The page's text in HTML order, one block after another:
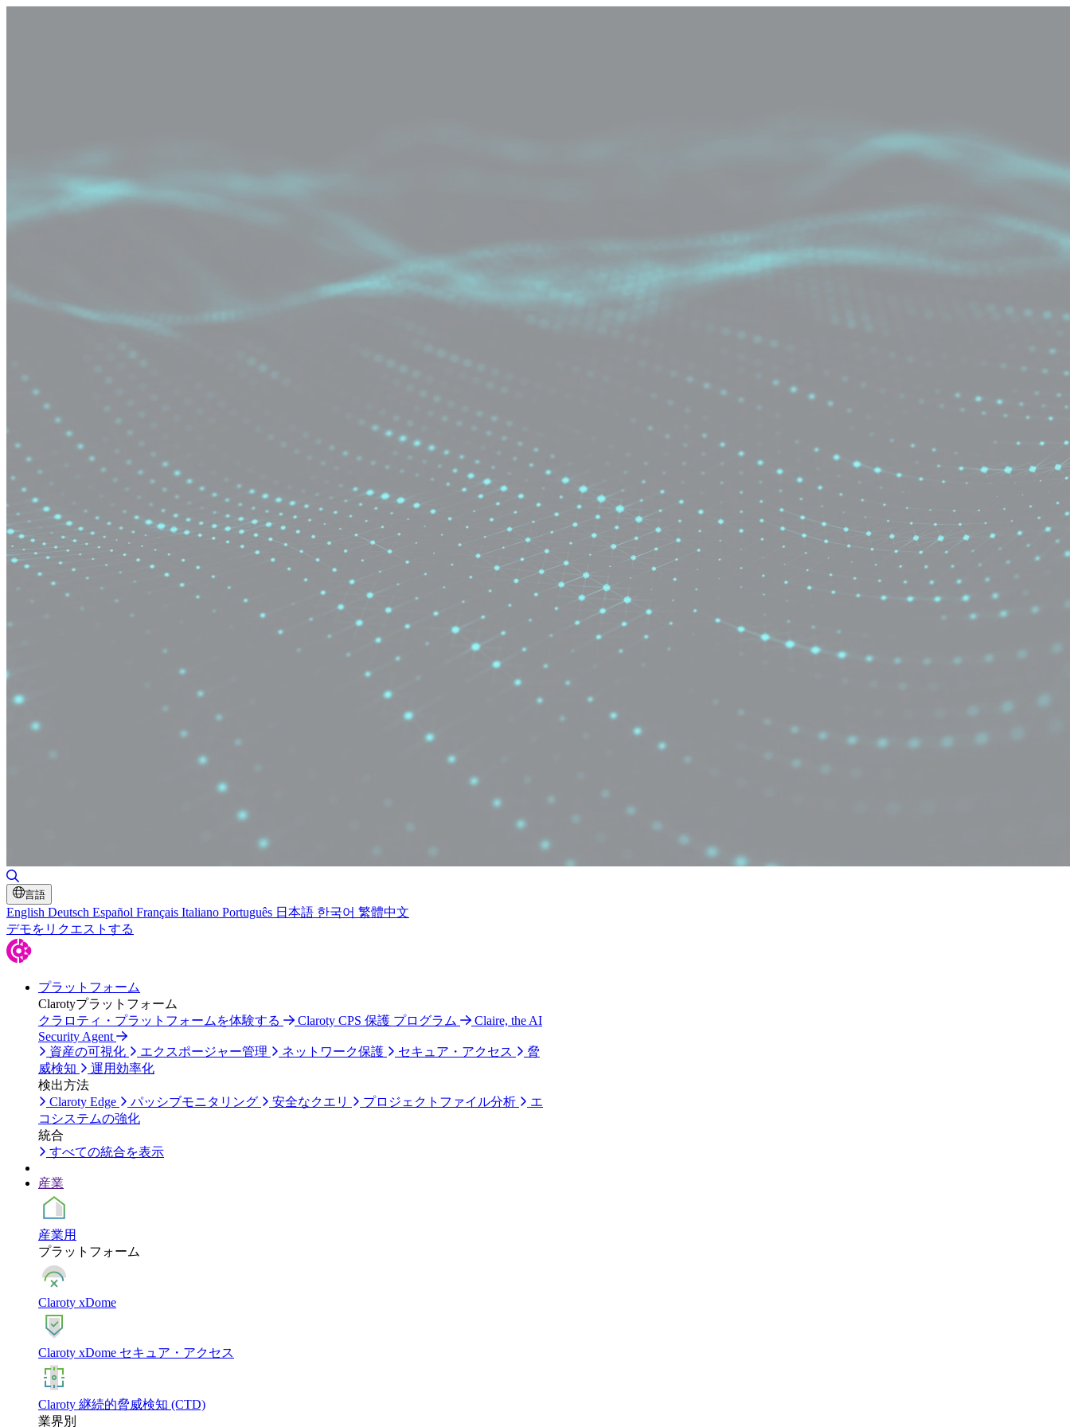
言語
English Deutsch Español Français Italiano Português 日本語 한국어 繁體中文
デモをリクエストする
プラットフォーム
Clarotyプラットフォーム
クラロティ・プラットフォームを体験する
Claroty CPS 保護 プログラム
Claire, the AI
Security Agent
資産の可視化
エクスポージャー管理 ネットワーク保護 セキュア・アクセス
脅
威検知
運用効率化
検出方法
Claroty Edge
パッシブモニタリング 安全なクエリ プロジェクトファイル分析
エ
コシステムの強化
統合
すべての統合を表示
産業
産業用
プラットフォーム
Claroty xDome
Claroty xDome セキュア・アクセス
Claroty 継続的脅威検知 (CTD)
業界別